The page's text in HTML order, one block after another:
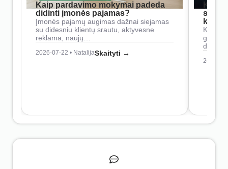
Kaip pardavimo mokymai padeda
didinti įmonės pajamas?
Įmonės pajamų augimas dažnai siejamas
su didesniu klientų srautu, aktyvesne
reklama, naujų…
2026-07-22 • NatalijaSkaityti →
Kaip
2026-